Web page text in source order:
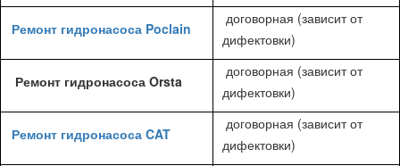
Ремонт гидронасоса Poclain
договорная (зависит от
дифектовки)
Ремонт гидронасоса Orsta
договорная (зависит от
дифектовки)
Ремонт гидронасоса CAT
договорная (зависит от
дифектовки)